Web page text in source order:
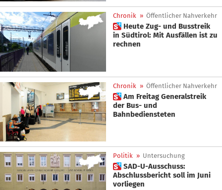
Chronik » Öffentlicher Nahverkehr
 Heute Zug- und Busstreik
in Südtirol: Mit Ausfällen ist zu
rechnen
Chronik » Öffentlicher Nahverkehr
 Am Freitag Generalstreik
der Bus- und
Bahnbediensteten
Politik » Untersuchung
 SAD-U-Ausschuss:
Abschlussbericht soll im Juni
vorliegen